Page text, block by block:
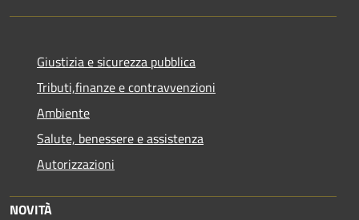
Giustizia e sicurezza pubblica
Tributi,finanze e contravvenzioni
Ambiente
Salute, benessere e assistenza
Autorizzazioni
NOVITÀ